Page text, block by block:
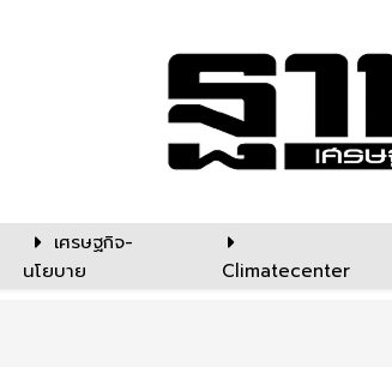
เศรษฐกิจ-
นโยบาย
Climatecenter